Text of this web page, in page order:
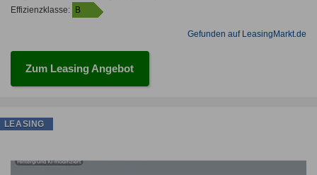
Effizienzklasse:
B
Gefunden auf LeasingMarkt.de
Zum Leasing Angebot
LEASING